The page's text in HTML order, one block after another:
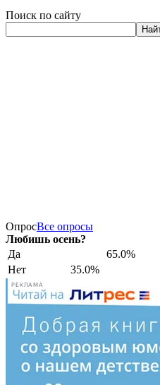
Поиск по сайту
ОпросВсе опросы
Любишь осень?
Да
65.0%
Нет
35.0%
РЕКЛАМА